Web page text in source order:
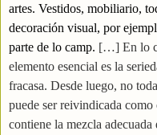
artes. Vestidos, mobiliario,
decoración visual, por
parte de lo camp. […] En lo
elemento esencial es la
fracasa. Desde luego, no
puede ser reivindicada
contiene la mezcla